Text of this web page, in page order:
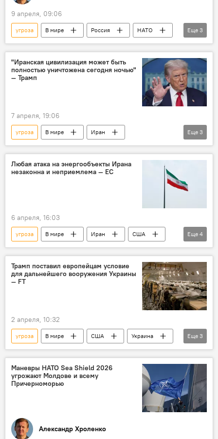
9 апреля, 09:06
угроза В мире Россия
НАТО
Украина
БПЛА дрон
Еще 3
"Иранская цивилизация может быть
полностью уничтожена сегодня ночью"
— Трамп
7 апреля, 19:06
угроза В мире
Иран
Дональд Трамп
цивилизация
уничтожение
Еще 3
Любая атака на энергообъекты Ирана
незаконна и неприемлема — ЕС
6 апреля, 16:03
угроза В мире Иран
США
ракетная атака
атака
ООН
Дональд Трамп
Еще 4
Трамп поставил европейцам условие
для дальнейшего вооружения Украины
— FT
2 апреля, 10:32
угроза В мире США
Украина
вооружение
Дональд Трамп
Европа
Еще 3
Маневры НАТО Sea Shield 2026
угрожают Молдове и всему
Причерноморью
Александр Хроленко